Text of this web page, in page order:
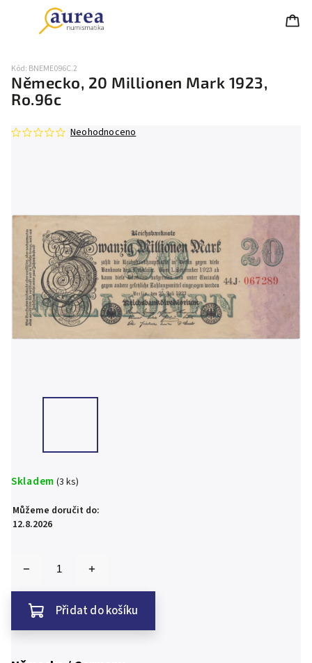
Německo, 20 Millionen Mark 1923,
Ro.96c
Kód: BNEME096C.2
Neohodnoceno
Skladem (3 ks)
Můžeme doručit do:
12.8.2026
Přidat do košíku